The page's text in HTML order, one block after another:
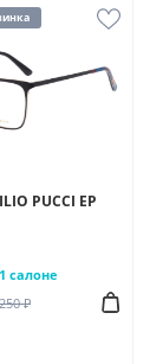
PUCCI EP
1 салоне
₽